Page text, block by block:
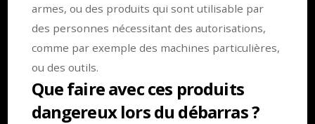
armes, ou des produits qui sont utilisable par
des personnes nécessitant des autorisations,
comme par exemple des machines particulières,
ou des outils.
Que faire avec ces produits
dangereux lors du débarras ?